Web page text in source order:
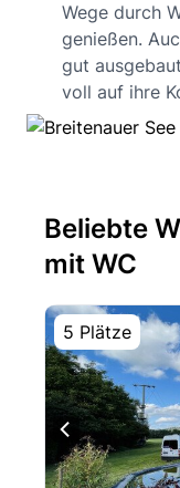
Wege durch
genießen.
gut
voll auf ihre
Beliebte
mit WC
5 Plätze